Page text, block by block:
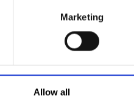
Marketing
Allow all